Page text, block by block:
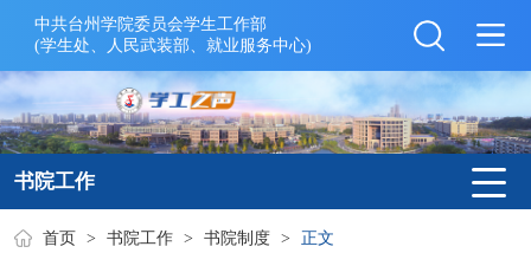
中共台州学院委员会学生工作部
(学生处、人民武装部、就业服务中心)
书院工作
首页 > 书院工作 > 书院制度 > 正文